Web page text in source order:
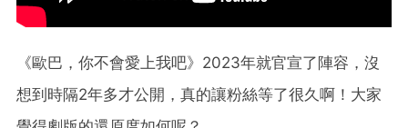
《歐巴，你不會愛上我吧》2023年就官宣了陣容，沒
想到時隔2年多才公開，真的讓粉絲等了很久啊！大家